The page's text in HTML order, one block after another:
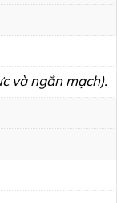
và ngắn mạch).